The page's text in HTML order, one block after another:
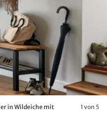
in Wildeiche mit
1 von 5